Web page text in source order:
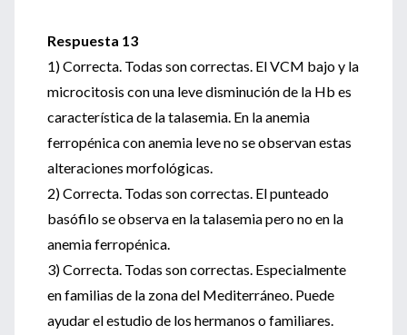
Respuesta 13
1) Correcta. Todas son correctas. El VCM bajo y la
microcitosis con una leve disminución de la Hb es
característica de la talasemia. En la anemia
ferropénica con anemia leve no se observan estas
alteraciones morfológicas.
2) Correcta. Todas son correctas. El punteado
basófilo se observa en la talasemia pero no en la
anemia ferropénica.
3) Correcta. Todas son correctas. Especialmente
en familias de la zona del Mediterráneo. Puede
ayudar el estudio de los hermanos o familiares.